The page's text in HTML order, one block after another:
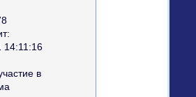
14:11:16